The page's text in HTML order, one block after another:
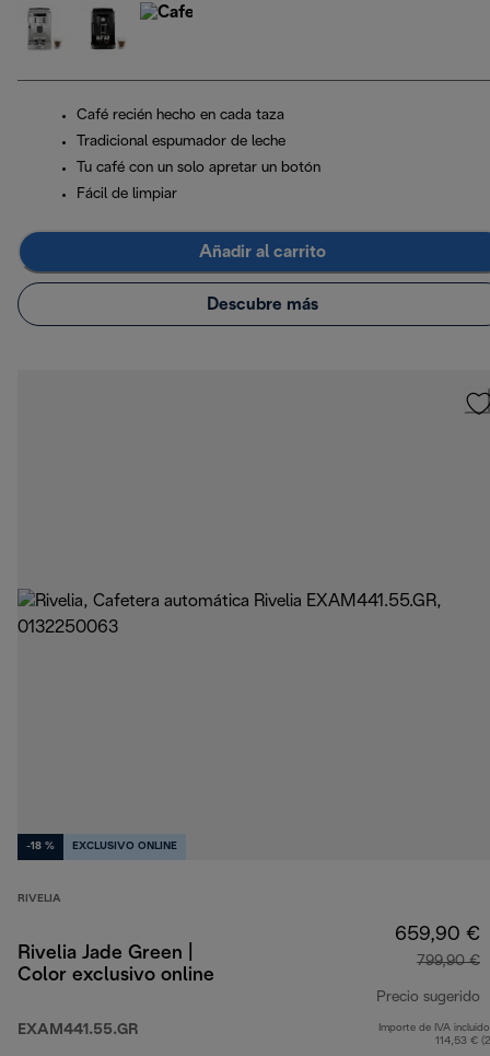
Café recién hecho en cada taza
Tradicional espumador de leche
Tu café con un solo apretar un botón
Fácil de limpiar
Añadir al carrito
Descubre más
-18 % EXCLUSIVO ONLINE
RIVELIA
Rivelia Jade Green |
Color exclusivo online
EXAM441.55.GR
659,90 €
799,90 €
Precio sugerido
Importe de IVA
114,53 €